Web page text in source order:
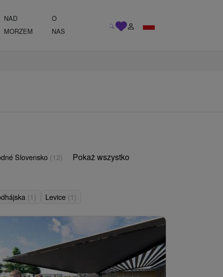
NAD
MORZEM
O
NAS
Slovensko (12) Pokaż wszystko
(1) Levice (1)